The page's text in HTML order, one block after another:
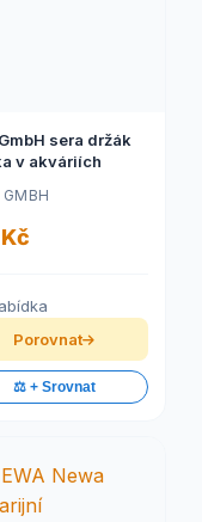
sera držák
v akváriích
GMBH
Porovnat
⚖️ + Srovnat